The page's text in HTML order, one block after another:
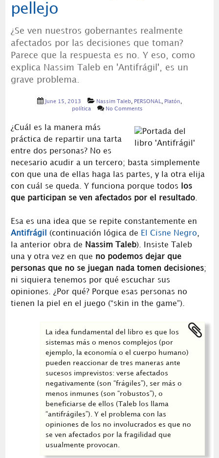
pellejo
¿Se ven nuestros gobernantes realmente
afectados por las decisiones que toman?
Parece que la respuesta es no. Y eso, como
explica Nassim Taleb en 'Antifrágil', es un
grave problema.
June 15, 2013 Nassim Taleb PERSONAL Platón
política
No Comments
¿Cuál es la manera más
práctica de repartir una tarta
entre dos personas? No es
necesario acudir a un tercero; basta simplemente
con que una de ellas haga las partes, y la otra elija
con cuál se queda. Y funciona porque todos los
que participan se ven afectados por el resultado.
Esa es una idea que se repite constantemente en
Antifrágil
(continuación lógica de El Cisne Negro,
la anterior obra de Nassim Taleb). Insiste Taleb
una y otra vez en que no podemos dejar que
personas que no se juegan nada tomen decisiones;
ni siquiera tenemos por qué escuchar sus
opiniones. ¿Por qué? Porque esas personas no
tienen la piel en el juego (“skin in the game”).
La idea fundamental del libro es que los
sistemas más o menos complejos (por
ejemplo, la economía o el cuerpo humano)
pueden reaccionar de tres maneras ante
sucesos imprevistos: verse afectados
negativamente (son “frágiles”), ser más o
menos inmunes (son “robustos”), o
beneficiarse de ellos (Taleb los llama
“antifrágiles”). Y el problema con las
opiniones de los no involucrados es que no
se ven afectados por la fragilidad que
usualmente provocan.